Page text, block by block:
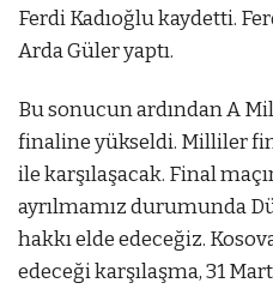
Ferdi Kadıoğlu kaydetti.
Arda Güler yaptı.
Bu sonucun ardından A
finaline yükseldi. Milliler
ile karşılaşacak. Final
ayrılmamız durumunda
hakkı elde edeceğiz.
edeceği karşılaşma, 31 Mart